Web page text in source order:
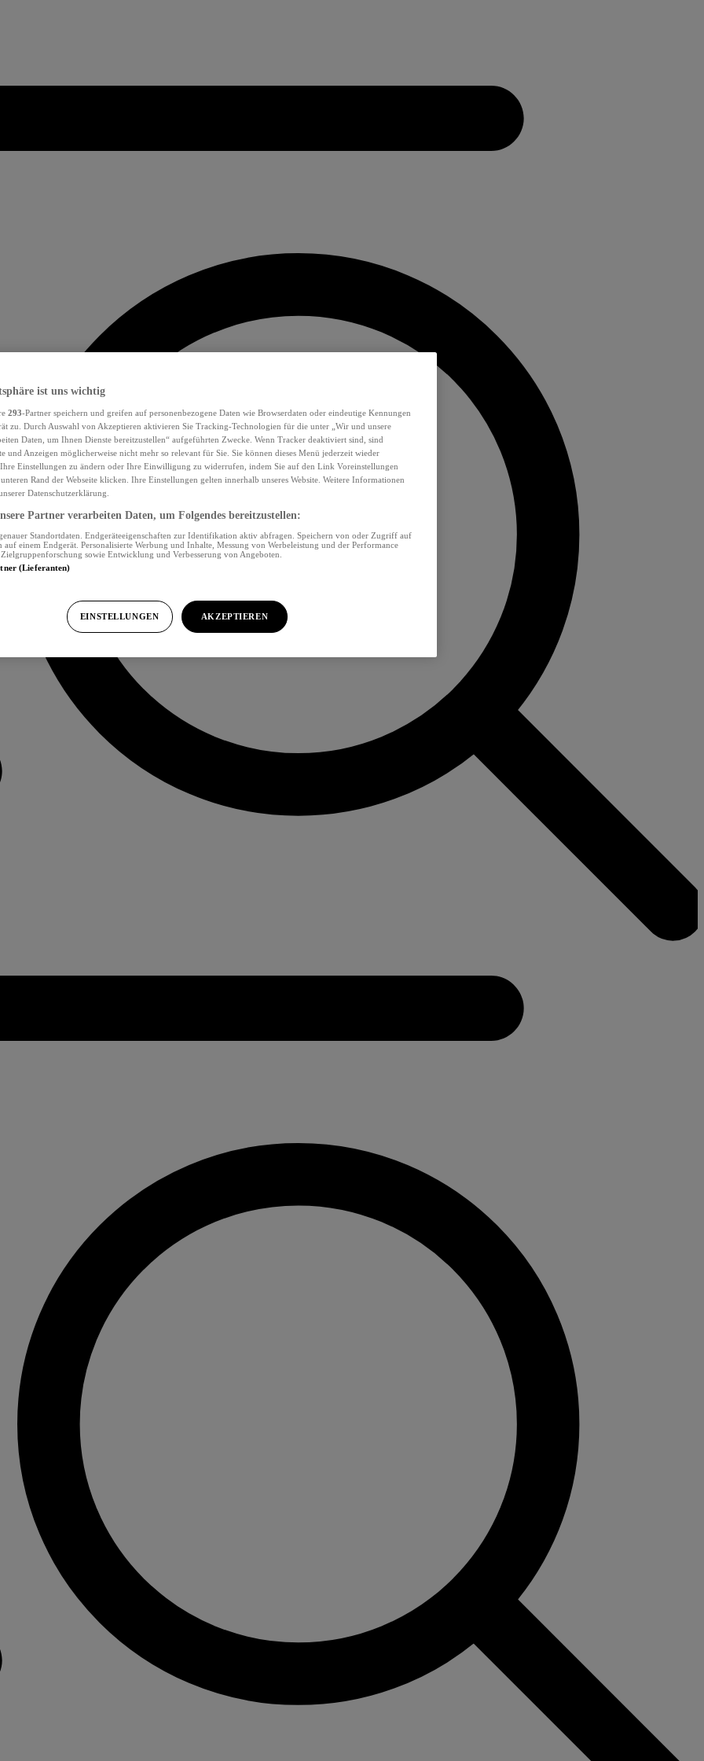
ist uns wichtig
293-Partner speichern und greifen auf personenbezogene Daten wie Browserdaten oder eindeutige Kennungen
zu. Durch Auswahl von Akzeptieren aktivieren Sie Tracking-Technologien für die unter „Wir und unsere
Daten, um Ihnen Dienste bereitzustellen“ aufgeführten Zwecke. Wenn Tracker deaktiviert sind, sind
und Anzeigen möglicherweise nicht mehr so relevant für Sie. Sie können dieses Menü jederzeit wieder
Einstellungen zu ändern oder Ihre Einwilligung zu widerrufen, indem Sie auf den Link Voreinstellungen
Rand der Webseite klicken. Ihre Einstellungen gelten innerhalb unseres Website. Weitere Informationen
Datenschutzerklärung.
Partner verarbeiten Daten, um Folgendes bereitzustellen:
Standortdaten. Endgeräteeigenschaften zur Identifikation aktiv abfragen. Speichern von oder Zugriff auf
einem Endgerät. Personalisierte Werbung und Inhalte, Messung von Werbeleistung und der Performance
sowie Entwicklung und Verbesserung von Angeboten.
(Lieferanten)
EINSTELLUNGEN AKZEPTIEREN